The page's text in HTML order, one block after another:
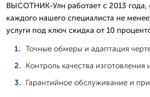
ВЫСОТНИК-Улн работает с 2013 года,
каждого нашего специалиста не
услуги под ключ скидка от 10
Точные обмеры и адаптация
Контроль качества изготовления
Гарантийное обслуживание и